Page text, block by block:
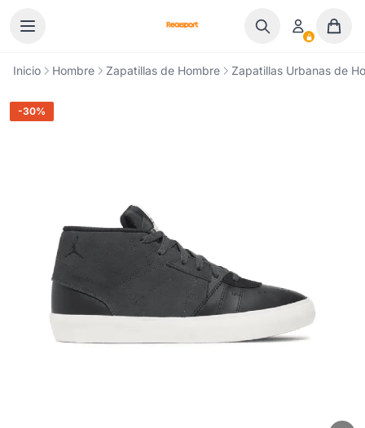
Inicio Hombre Zapatillas de Hombre Zapatillas Urbanas de
-30%